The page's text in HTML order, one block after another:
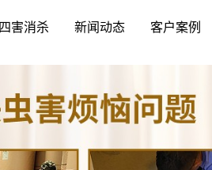
四害消杀 新闻动态 客户案例